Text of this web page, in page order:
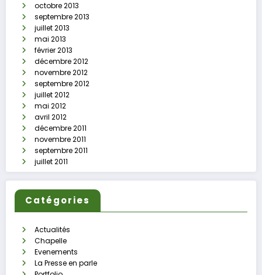
octobre 2013
septembre 2013
juillet 2013
mai 2013
février 2013
décembre 2012
novembre 2012
septembre 2012
juillet 2012
mai 2012
avril 2012
décembre 2011
novembre 2011
septembre 2011
juillet 2011
Catégories
Actualités
Chapelle
Evenements
La Presse en parle